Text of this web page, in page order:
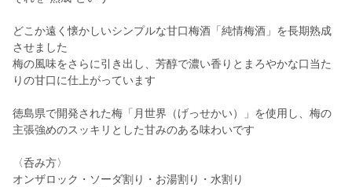
どこか遠く懐かしいシンプルな甘口梅酒「純情梅酒」を長期熟成
させました
梅の風味をさらに引き出し、芳醇で濃い香りとまろやかな口当た
りの甘口に仕上がっています
徳島県で開発された梅「月世界（げっせかい）」を使用し、梅の
主張強めのスッキリとした甘みのある味わいです
〈呑み方〉
オンザロック・ソーダ割り・お湯割り・水割り